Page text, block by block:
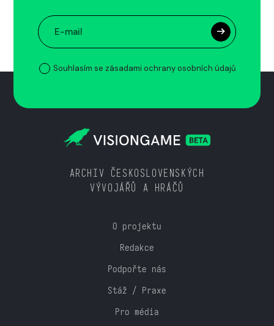
Souhlasím se zásadami ochrany osobních údajů
ARCHIV ČESKOSLOVENSKÝCH
VÝVOJÁŘŮ A HRÁČŮ
O projektu
Redakce
Podpořte nás
Stáž / Praxe
Pro média